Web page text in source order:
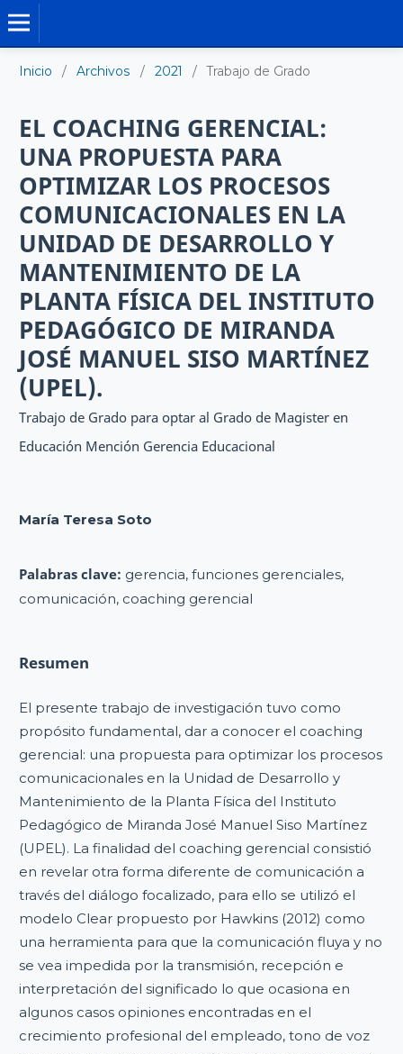
Inicio / Archivos / 2021 / Trabajo de Grado
EL COACHING GERENCIAL:
UNA PROPUESTA PARA
OPTIMIZAR LOS PROCESOS
COMUNICACIONALES EN LA
UNIDAD DE DESARROLLO Y
MANTENIMIENTO DE LA
PLANTA FÍSICA DEL INSTITUTO
PEDAGÓGICO DE MIRANDA
JOSÉ MANUEL SISO MARTÍNEZ
(UPEL).
Trabajo de Grado para optar al Grado de Magister en
Educación Mención Gerencia Educacional
María Teresa Soto
Palabras clave: gerencia, funciones gerenciales,
comunicación, coaching gerencial
Resumen
El presente trabajo de investigación tuvo como
propósito fundamental, dar a conocer el coaching
gerencial: una propuesta para optimizar los procesos
comunicacionales en la Unidad de Desarrollo y
Mantenimiento de la Planta Física del Instituto
Pedagógico de Miranda José Manuel Siso Martínez
(UPEL). La finalidad del coaching gerencial consistió
en revelar otra forma diferente de comunicación a
través del diálogo focalizado, para ello se utilizó el
modelo Clear propuesto por Hawkins (2012) como
una herramienta para que la comunicación fluya y no
se vea impedida por la transmisión, recepción e
interpretación del significado lo que ocasiona en
algunos casos opiniones encontradas en el
crecimiento profesional del empleado, tono de voz